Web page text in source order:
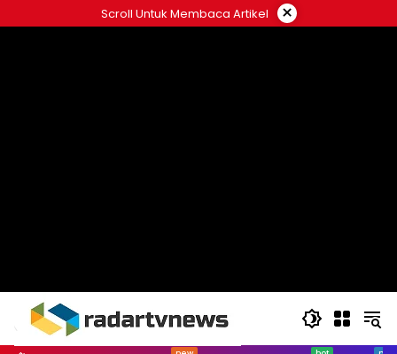
to
Scroll Untuk Membaca Artikel ×